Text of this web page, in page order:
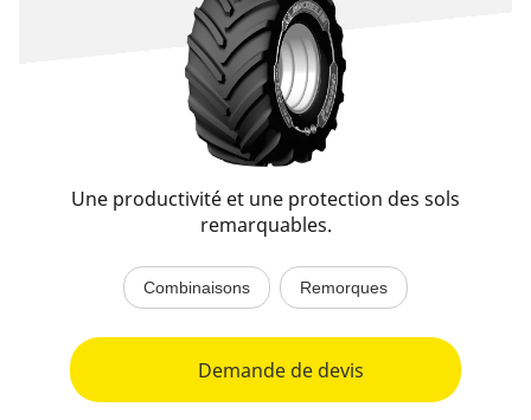
Une productivité et une protection des sols
remarquables.
Combinaisons Remorques
Demande de devis